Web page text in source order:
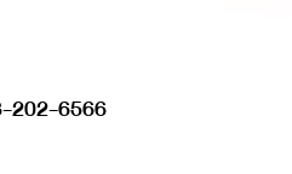
202-6566